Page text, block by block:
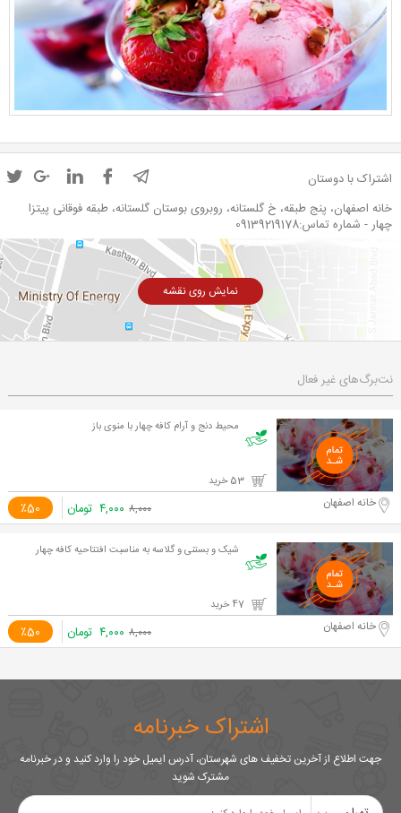
اشتراک با دوستان
خانه اصفهان، پنج طبقه، خ گلستانه، روبروی بوستان گلستانه، طبقه فوقانی پیتزا
چهار - شماره تماس:09139219178
نمایش روی نقشه
نت‌برگ‌های غیر فعال
محیط دنج و آرام کافه چهار با منوی باز
٪50 خانه اصفهان ۸,۰۰۰ ۴,۰۰۰ تومان
شیک و بستنی و گلاسه به مناسبت افتتاحیه کافه چهار
٪50 خانه اصفهان ۸,۰۰۰ ۴,۰۰۰ تومان
اشتراک خبرنامه
جهت اطلاع از آخرین تخفیف های شهرستان، آدرس ایمیل خود را وارد کنید و در خبرنامه
مشترک شوید